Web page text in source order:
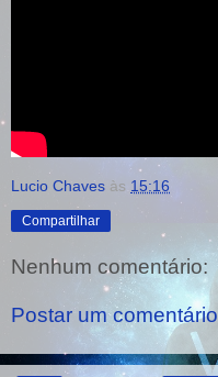
Lucio Chaves às 15:16
Compartilhar
Nenhum comentário:
Postar um comentário